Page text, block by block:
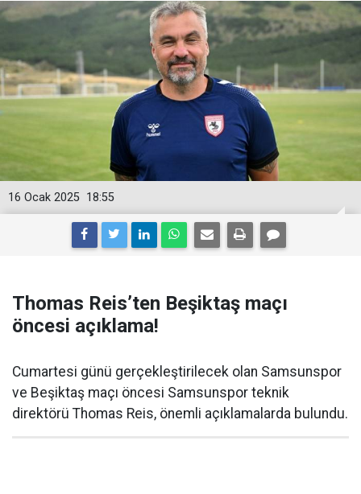
18:55
16 Ocak 2025
Thomas Reis’ten Beşiktaş maçı
öncesi açıklama!
Cumartesi günü gerçekleştirilecek olan Samsunspor
ve Beşiktaş maçı öncesi Samsunspor teknik
direktörü Thomas Reis, önemli açıklamalarda bulundu.